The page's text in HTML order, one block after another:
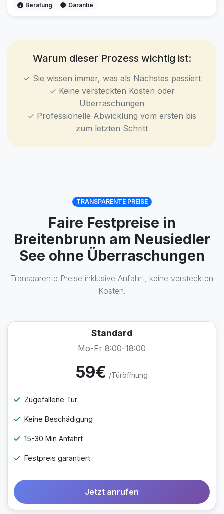
Beratung Garantie
Warum dieser Prozess wichtig ist:
✓ Sie wissen immer, was als Nächstes passiert
✓ Keine versteckten Kosten oder
Überraschungen
✓ Professionelle Abwicklung vom ersten bis
zum letzten Schritt
TRANSPARENTE PREISE
Faire Festpreise in
Breitenbrunn am Neusiedler
See ohne Überraschungen
Transparente Preise inklusive Anfahrt, keine versteckten
Kosten.
Standard
Mo-Fr 8:00-18:00
59€ /Türöffnung
Zugefallene Tür
Keine Beschädigung
15-30 Min Anfahrt
Festpreis garantiert
Jetzt anrufen